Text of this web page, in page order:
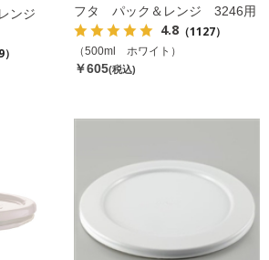
ンジ
フタ パック＆レンジ 3246用
4.8 （1127）
（500ml ホワイト）
￥605(税込)